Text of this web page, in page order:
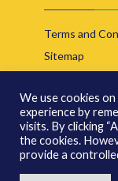
Terms and
Sitemap
We use cookies
experience by
visits. By clicking
the cookies.
provide a